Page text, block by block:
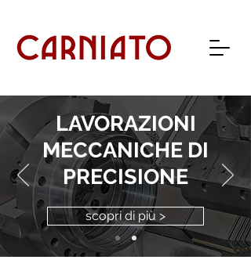
LAVORAZIONI
MECCANICHE DI
PRECISIONE
scopri di più >